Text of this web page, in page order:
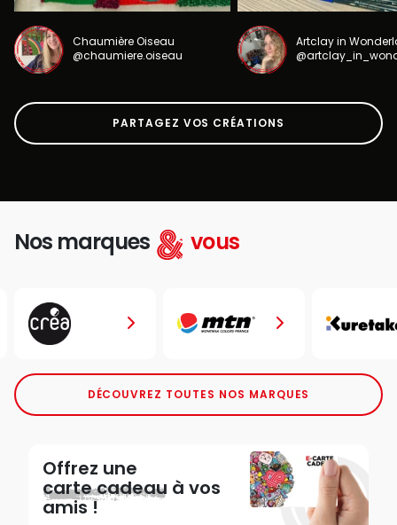
Chaumière Oiseau
@chaumiere.oiseau
Artclay in
PARTAGEZ VOS CRÉATIONS
Nos marques vous
DÉCOUVREZ TOUTES NOS MARQUES
Offrez une
carte cadeau à vos
amis !